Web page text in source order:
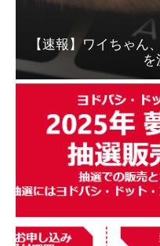
【速報】ワイちゃん
を